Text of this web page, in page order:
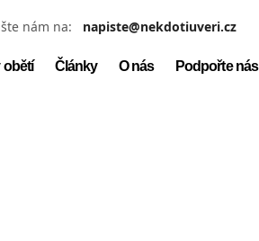
nám na: napiste@nekdotiuveri.cz
obětí Články O nás Podpořte nás